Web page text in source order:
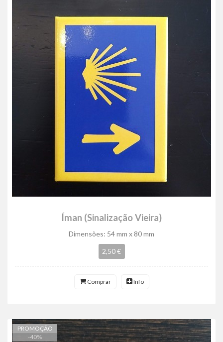
Íman (Sinalização Vieira)
Dimensões: 54 mm x 80 mm
2,50 €
Comprar Info
PROMOÇÃO
-40%